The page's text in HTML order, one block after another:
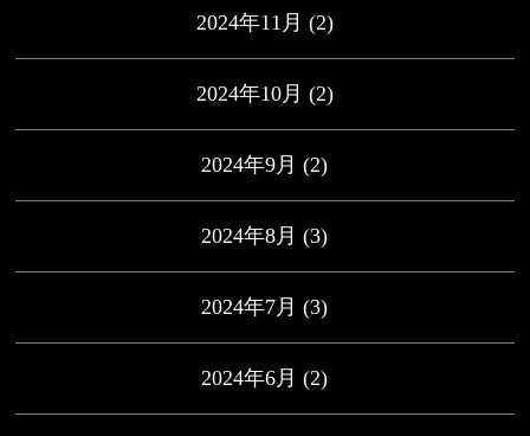
2024年11月 (2)
2024年10月 (2)
2024年9月 (2)
2024年8月 (3)
2024年7月 (3)
2024年6月 (2)